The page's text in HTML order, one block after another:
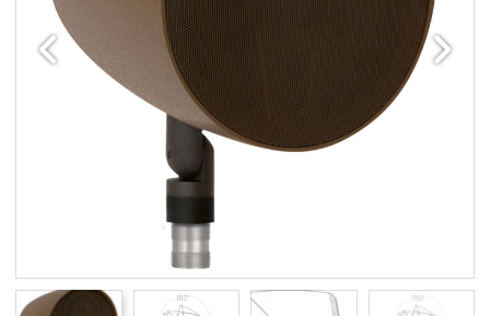
Edellinen